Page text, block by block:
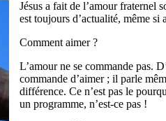
Jésus a fait de l’amour fraternel
est toujours d’actualité, même
Comment aimer ?
L’amour ne se commande pas.
commande d’aimer ; il parle
différence. Ce n’est pas le
un programme, n’est-ce pas !